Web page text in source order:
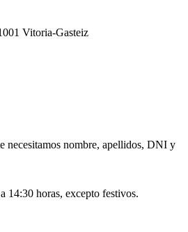
Vitoria-Gasteiz
necesitamos nombre, apellidos, DNI y
14:30 horas, excepto festivos.